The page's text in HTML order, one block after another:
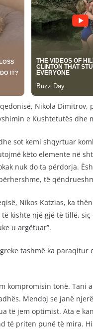
Nikola
e Kushtetutës dhe
sot kemi shqyrtuar
këto elemente në
nuk do ta përdorja.
të
Nikos Kotzias, ka
kishte një gjë të tillë,
u argëtuar”.
tashmë ka
kompromisin tonë. Tani
Mendoj se janë
të jem optimist. Ata e
të priten punë të mira.